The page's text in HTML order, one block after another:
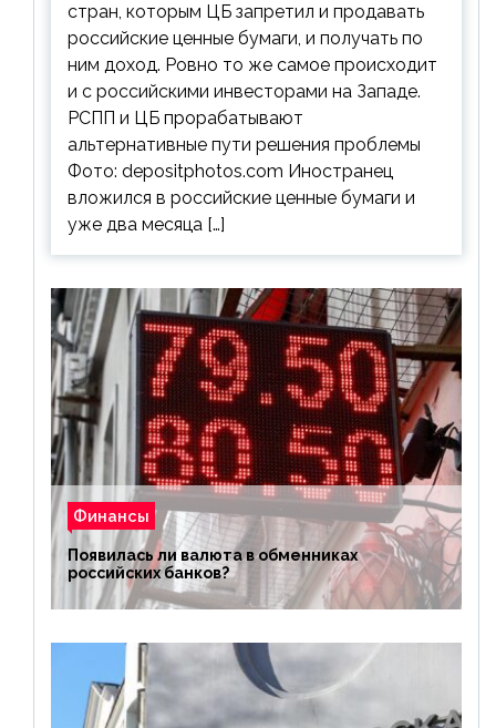
стран, которым ЦБ запретил и продавать
российские ценные бумаги, и получать по
ним доход. Ровно то же самое происходит
и с российскими инвесторами на Западе.
РСПП и ЦБ прорабатывают
альтернативные пути решения проблемы
Фото: depositphotos.com Иностранец
вложился в российские ценные бумаги и
уже два месяца […]
Финансы
Появилась ли валюта в обменниках
российских банков?